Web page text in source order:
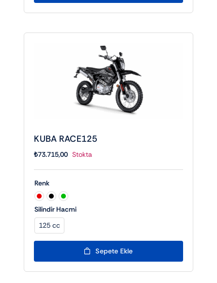
KUBA RACE125
₺73.715,00 Stokta
Renk
Silindir Hacmi
125 cc
Sepete Ekle